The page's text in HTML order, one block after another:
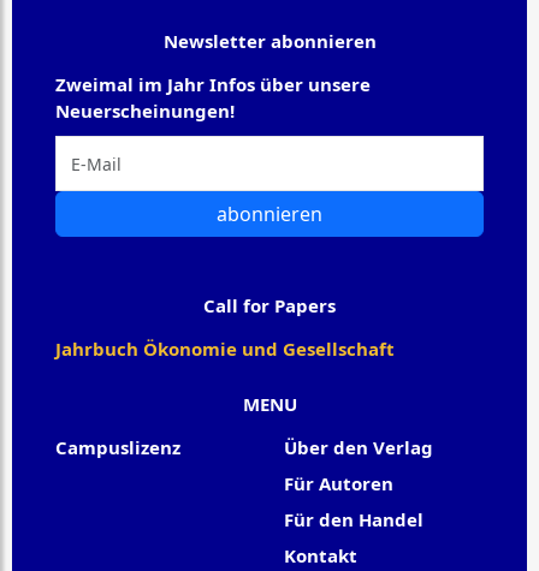
MENU
Campuslizenz
Über den Verlag
Für Autoren
Für den Handel
Kontakt
Newsletter abonnieren
Zweimal im Jahr Infos über unsere
Neuerscheinungen!
abonnieren
Call for Papers
Jahrbuch Ökonomie und Gesellschaft